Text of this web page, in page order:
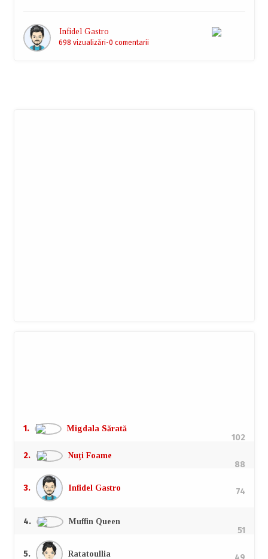
Infidel Gastro
698 vizualizări 0 comentarii
1. Migdala Sărată
102
2.
Nuți Foame
88
3. Infidel Gastro 74
4. Muffin Queen
51
5. Ratatoullia